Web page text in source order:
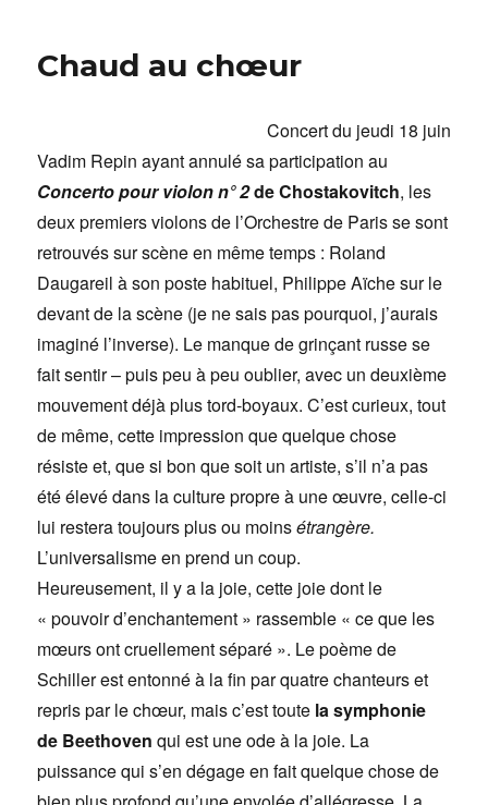
Chaud au chœur
Concert du jeudi 18 juin
Vadim Repin ayant annulé sa participation au
Concerto pour violon n° 2de Chostakovitch, les
deux premiers violons de l’Orchestre de Paris se sont
retrouvés sur scène en même temps : Roland
Daugareil à son poste habituel, Philippe Aïche sur le
devant de la scène (je ne sais pas pourquoi, j’aurais
imaginé l’inverse). Le manque de grinçant russe se
fait sentir – puis peu à peu oublier, avec un deuxième
mouvement déjà plus tord-boyaux. C’est curieux, tout
de même, cette impression que quelque chose
résiste et, que si bon que soit un artiste, s’il n’a pas
été élevé dans la culture propre à une œuvre, celle-ci
lui restera toujours plus ou moinsétrangère.
L’universalisme en prend un coup.
Heureusement, il y a la joie, cette joie dont le
« pouvoir d’enchantement » rassemble « ce que les
mœurs ont cruellement séparé ». Le poème de
Schiller est entonné à la fin par quatre chanteurs et
repris par le chœur, mais c’est toute la symphonie
de Beethoven qui est une ode à la joie. La
puissance qui s’en dégage en fait quelque chose de